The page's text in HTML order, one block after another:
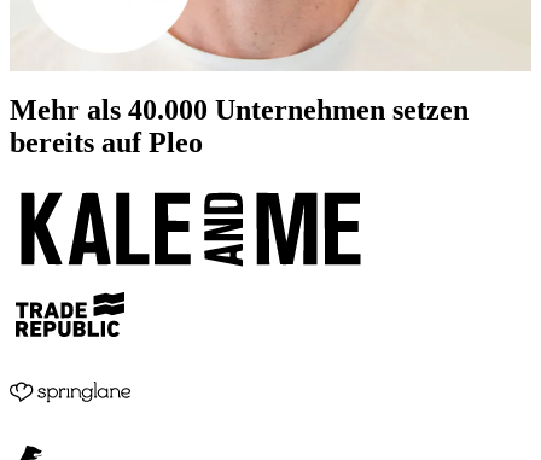
Mehr als 40.000 Unternehmen setzen
bereits auf Pleo